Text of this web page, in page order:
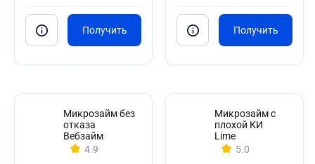
Микрозайм без
отказа
Вебзайм
4.9
Микрозайм с
плохой КИ
Lime
5.0